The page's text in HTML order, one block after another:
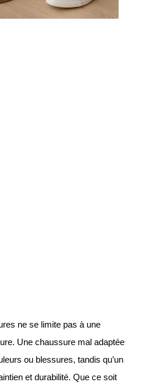
ne se limite pas à une
Une chaussure mal adaptée
ou blessures, tandis qu’un
et durabilité. Que ce soit